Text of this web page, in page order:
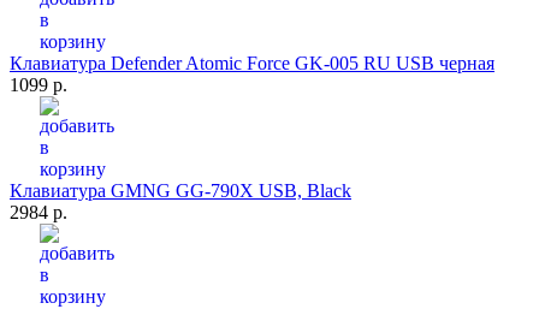
Клавиатура Defender Atomic Force GK-005 RU USB черная
1099 р.
Клавиатура GMNG GG-790X USB, Black
2984 р.